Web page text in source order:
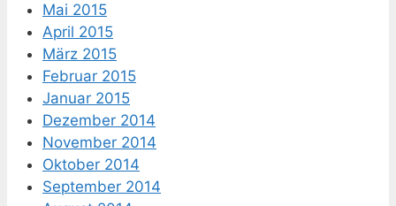
Mai 2015
April 2015
März 2015
Februar 2015
Januar 2015
Dezember 2014
November 2014
Oktober 2014
September 2014